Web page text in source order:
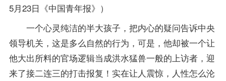
5月23日《中国青年报》）
一个心灵纯洁的半大孩子，把内心的疑问告诉中央
领导机关，这是多么自然的行为，可是，他却被一个让
他大出所料的官场逻辑当成洪水猛兽一般的上访者，迎
来了接二连三的打击报复！实在让人震惊，人性怎么沦